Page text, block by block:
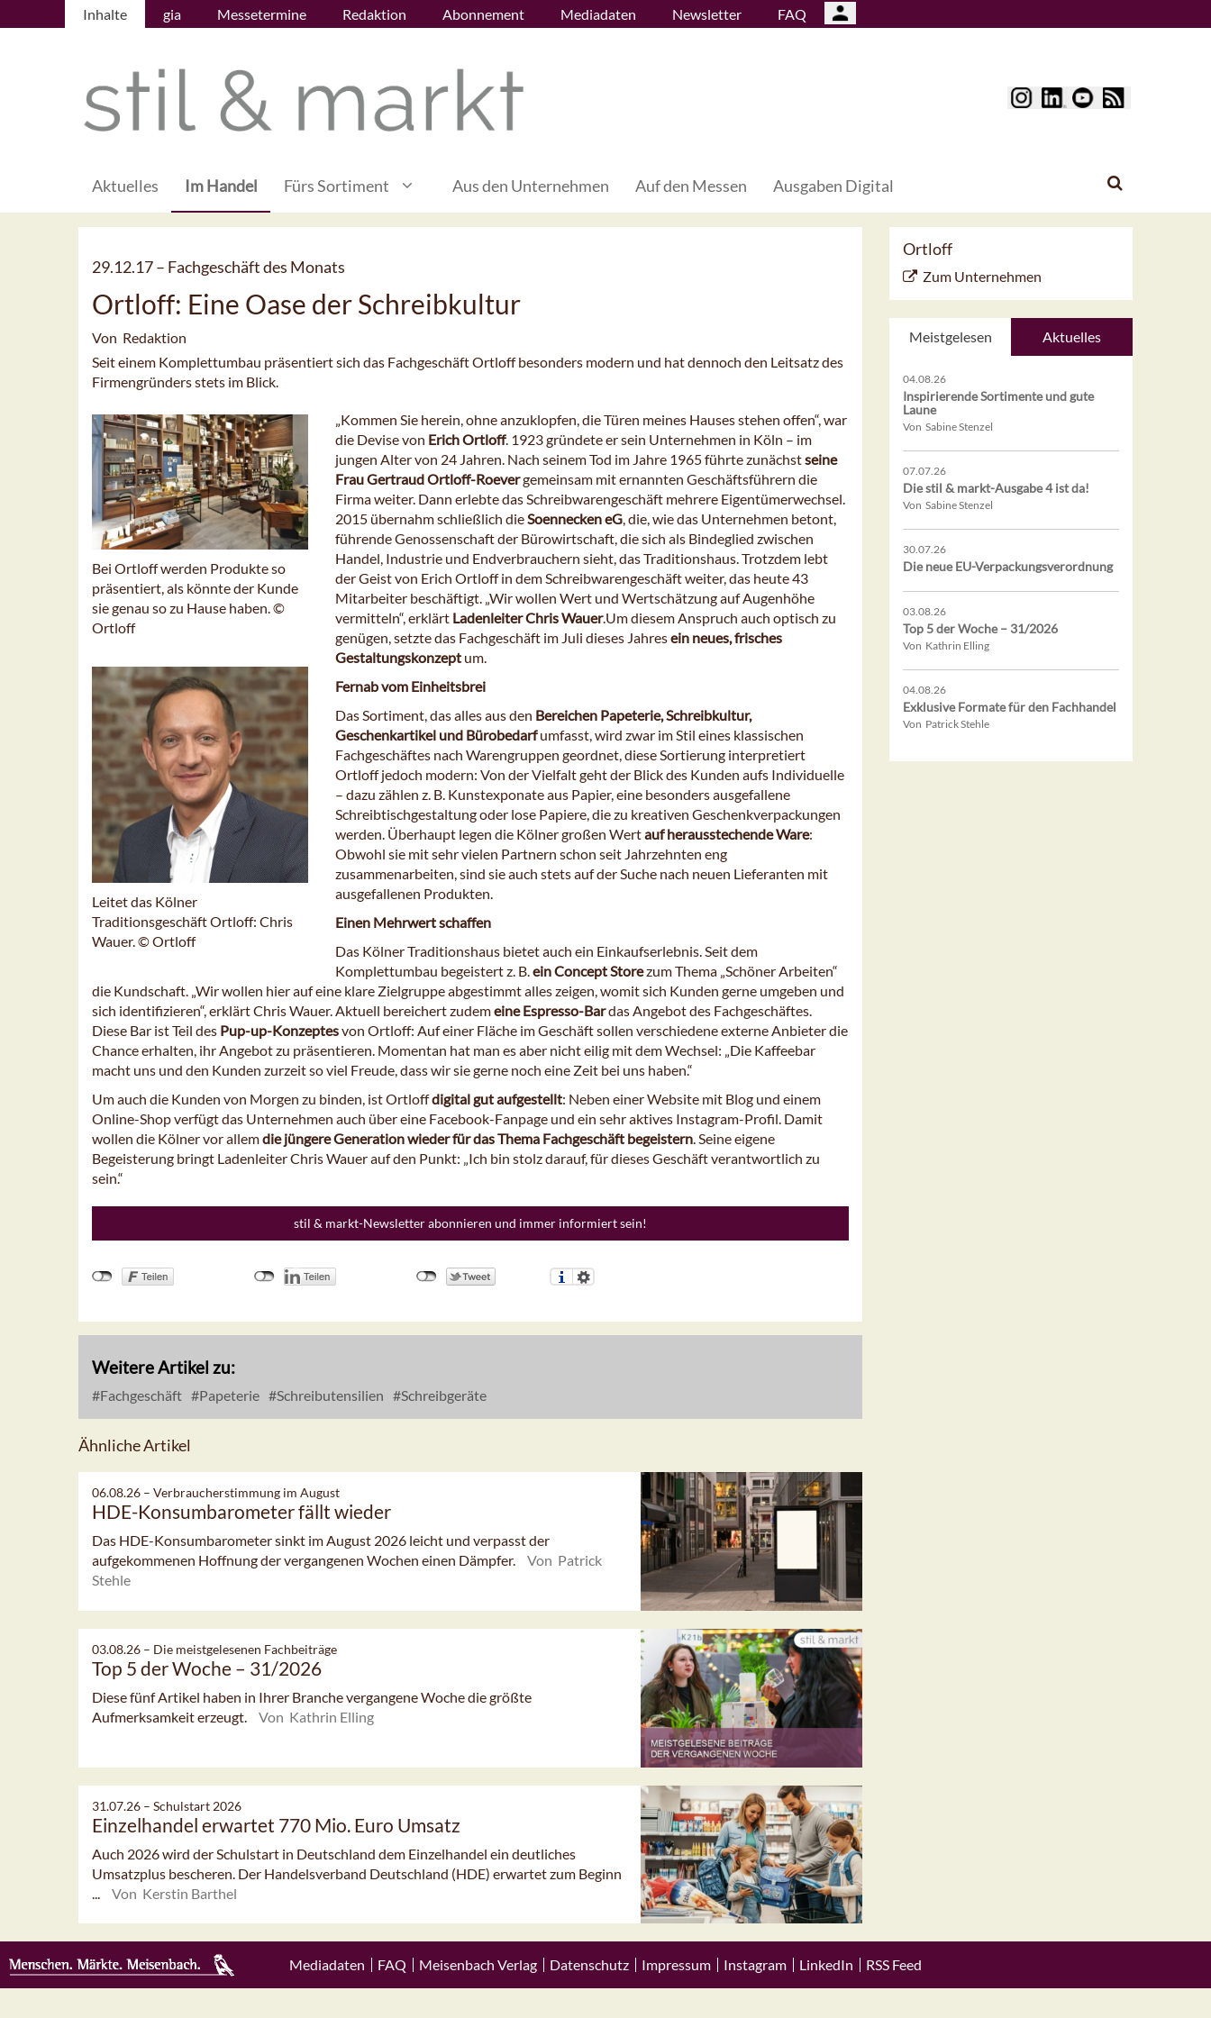
Inhalte gia Messetermine Redaktion Abonnement Mediadaten Newsletter FAQ
Aktuelles Im Handel Fürs Sortiment Aus den Unternehmen Auf den Messen Ausgaben Digital
29.12.17 – Fachgeschäft des Monats
Ortloff: Eine Oase der Schreibkultur
Von Redaktion
Seit einem Komplettumbau präsentiert sich das Fachgeschäft Ortloff besonders modern und hat dennoch den Leitsatz des
Firmengründers stets im Blick.
Bei Ortloff werden Produkte so
präsentiert, als könnte der Kunde
sie genau so zu Hause haben. ©
Ortloff
Leitet das Kölner
Traditionsgeschäft Ortloff: Chris
Wauer. © Ortloff
„Kommen Sie herein, ohne anzuklopfen, die Türen meines Hauses stehen offen“, war
die Devise von Erich Ortloff. 1923 gründete er sein Unternehmen in Köln – im
jungen Alter von 24 Jahren. Nach seinem Tod im Jahre 1965 führte zunächstseine
Frau Gertraud Ortloff-Roevergemeinsam mit ernannten Geschäftsführern die
Firma weiter. Dann erlebte das Schreibwarengeschäft mehrere Eigentümerwechsel.
2015 übernahm schließlich dieSoennecken eG, die, wie das Unternehmen betont,
führende Genossenschaft der Bürowirtschaft, die sich als Bindeglied zwischen
Handel, Industrie und Endverbrauchern sieht, das Traditionshaus. Trotzdem lebt
der Geist von Erich Ortloff in dem Schreibwarengeschäft weiter, das heute 43
Mitarbeiter beschäftigt. „Wir wollen Wert und Wertschätzung auf Augenhöhe
vermitteln“, erklärt Ladenleiter Chris Wauer.Um diesem Anspruch auch optisch zu
genügen, setzte das Fachgeschäft im Juli dieses Jahresein neues, frisches
Gestaltungskonzept um.
Fernab vom Einheitsbrei
Das Sortiment, das alles aus den Bereichen Papeterie, Schreibkultur,
Geschenkartikel und Bürobedarfumfasst, wird zwar im Stil eines klassischen
Fachgeschäftes nach Warengruppen geordnet, diese Sortierung interpretiert
Ortloff jedoch modern: Von der Vielfalt geht der Blick des Kunden aufs Individuelle
– dazu zählen z. B. Kunstexponate aus Papier, eine besonders ausgefallene
Schreibtischgestaltung oder lose Papiere, die zu kreativen Geschenkverpackungen
werden. Überhaupt legen die Kölner großen Wertauf herausstechende Ware:
Obwohl sie mit sehr vielen Partnern schon seit Jahrzehnten eng
zusammenarbeiten, sind sie auch stets auf der Suche nach neuen Lieferanten mit
ausgefallenen Produkten.
Einen Mehrwert schaffen
Das Kölner Traditionshaus bietet auch ein Einkaufserlebnis. Seit dem
Komplettumbau begeistert z. B.ein Concept Storezum Thema „Schöner Arbeiten“
die Kundschaft. „Wir wollen hier auf eine klare Zielgruppe abgestimmt alles zeigen, womit sich Kunden gerne umgeben und
sich identifizieren“, erklärt Chris Wauer. Aktuell bereichert zudemeine Espresso-Bardas Angebot des Fachgeschäftes.
Diese Bar ist Teil des Pup-up-Konzeptesvon Ortloff: Auf einer Fläche im Geschäft sollen verschiedene externe Anbieter die
Chance erhalten, ihr Angebot zu präsentieren. Momentan hat man es aber nicht eilig mit dem Wechsel: „Die Kaffeebar
macht uns und den Kunden zurzeit so viel Freude, dass wir sie gerne noch eine Zeit bei uns haben.“
Um auch die Kunden von Morgen zu binden, ist Ortloffdigital gut aufgestellt: Neben einer Website mit Blog und einem
Online-Shop verfügt das Unternehmen auch über eine Facebook-Fanpage und ein sehr aktives Instagram-Profil. Damit
wollen die Kölner vor allemdie jüngere Generation wieder für das Thema Fachgeschäft begeistern. Seine eigene
Begeisterung bringt Ladenleiter Chris Wauer auf den Punkt: „Ich bin stolz darauf, für dieses Geschäft verantwortlich zu
sein.“
stil & markt-Newsletter abonnieren und immer informiert sein!
Weitere Artikel zu:
Fachgeschäft Papeterie Schreibutensilien Schreibgeräte
Ähnliche Artikel
06.08.26 – Verbraucherstimmung im August
HDE-Konsumbarometer fällt wieder
Das HDE-Konsumbarometer sinkt im August 2026 leicht und verpasst der
aufgekommenen Hoffnung der vergangenen Wochen einen Dämpfer.
Von Patrick
Stehle
03.08.26 – Die meistgelesenen Fachbeiträge
Top 5 der Woche – 31/2026
Diese fünf Artikel haben in Ihrer Branche vergangene Woche die größte
Aufmerksamkeit erzeugt.
Von Kathrin Elling
31.07.26 – Schulstart 2026
Einzelhandel erwartet 770 Mio. Euro Umsatz
Auch 2026 wird der Schulstart in Deutschland dem Einzelhandel ein deutliches
Umsatzplus bescheren. Der Handelsverband Deutschland (HDE) erwartet zum Beginn
Von Kerstin Barthel
Ortloff
Zum Unternehmen
Meistgelesen Aktuelles
04.08.26
Inspirierende Sortimente und gute
Laune
Von Sabine Stenzel
07.07.26
Die stil & markt-Ausgabe 4 ist da!
Von Sabine Stenzel
30.07.26
Die neue EU-Verpackungsverordnung
03.08.26
Top 5 der Woche – 31/2026
Von Kathrin Elling
04.08.26
Exklusive Formate für den Fachhandel
Von Patrick Stehle
Mediadaten FAQ Meisenbach Verlag Datenschutz Impressum Instagram LinkedIn RSS Feed